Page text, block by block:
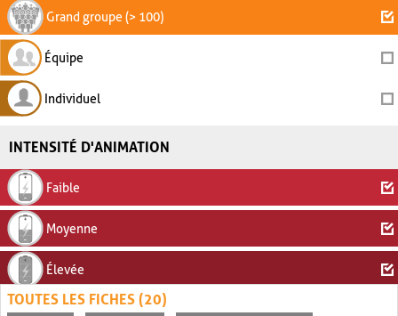
Grand groupe (> 100)
Équipe
Individuel
INTENSITÉ D'ANIMATION
Faible
Moyenne
Élevée
TOUTES LES FICHES (20)